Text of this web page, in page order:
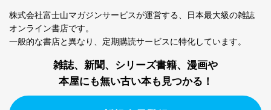
当社は以下の個人情報保護管理者を設置し、個人情報保
護管理者の責任のもと、個人情報を取得・アクセス・利
用・提供・管理いたします。
東京都渋谷区南平台町16-11
株式会社富士山マガジンサービス
代表取締役会長 西野 伸一郎
個人情報保護管理者: 経営管理グループディレクター 前
株式会社富士山マガジンサービスが運営する、
日本最大級の雑誌
オンライン書店です。
一般的な書店と異なり、 定期購読サービスに特化しています。
雑誌、新聞、シリーズ書籍、漫画や
本屋にも無い古い本も見つかる！